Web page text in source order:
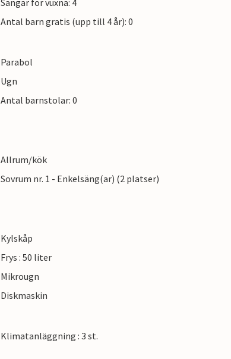
Antal barn gratis (upp till 4 år): 0
Parabol
Ugn
Antal barnstolar: 0
Allrum/kök
Sovrum nr. 1 - Enkelsäng(ar) (2 platser)
Kylskåp
Frys : 50 liter
Mikrougn
Diskmaskin
Klimatanläggning : 3 st.